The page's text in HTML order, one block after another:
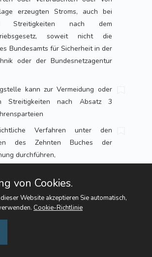
erzeugten Stroms, auch bei
Streitigkeiten nach dem
soweit nicht die
Bundesamts für Sicherheit in der
oder der Bundesnetzagentur
kann zur Vermeidung oder
Streitigkeiten nach Absatz 3
Verfahren unter den
des Zehnten Buches der
durchführen,
auf ihren gemeinsamen Antrag
204 Absatz 1 Nummer 11 des
ist entsprechend
von Cookies.
Website akzeptieren Sie automatisch,
Cookie-Richtlinie